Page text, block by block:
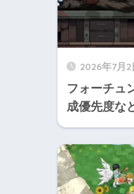
2026年7月2
フォーチュ
成優先度な